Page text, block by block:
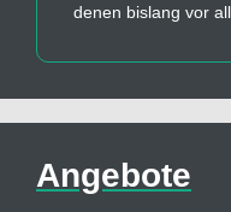
denen bislang vor
Angebote